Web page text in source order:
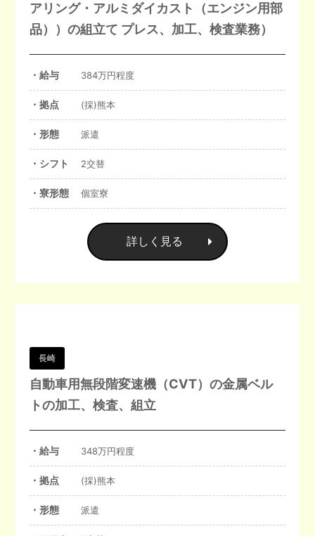
アリング・アルミダイカスト（エンジン用部
品））の組立て プレス、加工、検査業務）
・給与 384万円程度
・拠点 (採)熊本
・形態 派遣
・シフト 2交替
・寮形態 個室寮
詳しく見る
長崎
自動車用無段階変速機（CVT）の金属ベル
トの加工、検査、組立
・給与 348万円程度
・拠点 (採)熊本
・形態 派遣